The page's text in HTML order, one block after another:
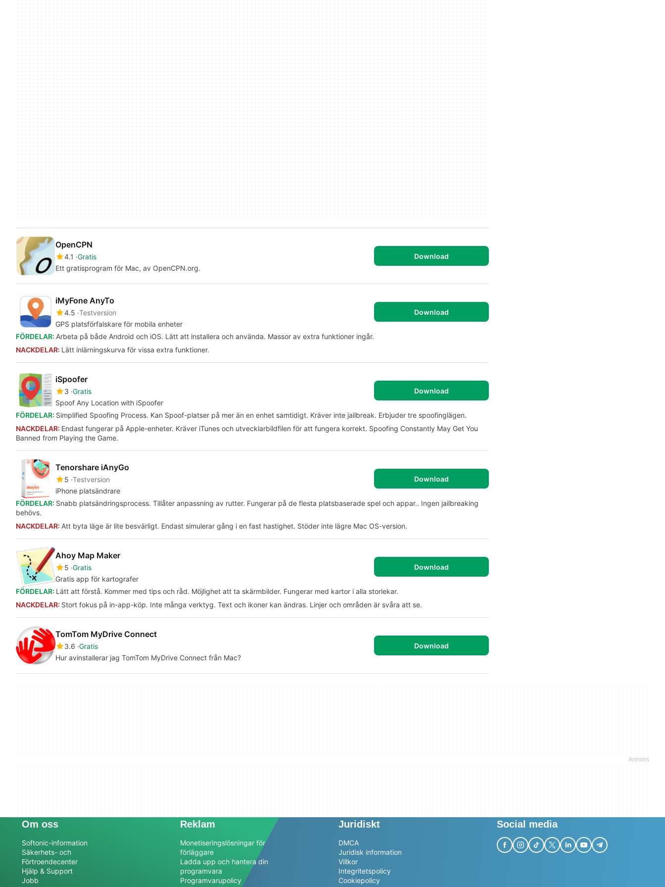
OpenCPN
4.1 Gratis
Ett gratisprogram för Mac, av OpenCPN.org.
Download
iMyFone AnyTo
4.5 Testversion
GPS platsförfalskare för mobila enheter
Download
FÖRDELAR: Arbeta på både Android och iOS. Lätt att installera och använda. Massor av extra funktioner ingår.
NACKDELAR: Lätt inlärningskurva för vissa extra funktioner.
iSpoofer
3 Gratis
Spoof Any Location with iSpoofer
Download
FÖRDELAR: Simplified Spoofing Process. Kan Spoof-platser på mer än en enhet samtidigt. Kräver inte jailbreak. Erbjuder tre spoofinglägen.
NACKDELAR: Endast fungerar på Apple-enheter. Kräver iTunes och utvecklarbildfilen för att fungera korrekt. Spoofing Constantly May Get You
Banned from Playing the Game.
Tenorshare iAnyGo
5 Testversion
iPhone platsändrare
Download
FÖRDELAR: Snabb platsändringsprocess. Tillåter anpassning av rutter. Fungerar på de flesta platsbaserade spel och appar.. Ingen jailbreaking
behövs.
NACKDELAR: Att byta läge är lite besvärligt. Endast simulerar gång i en fast hastighet. Stöder inte lägre Mac OS-version.
Ahoy Map Maker
5 Gratis
Gratis app för kartografer
Download
FÖRDELAR: Lätt att förstå. Kommer med tips och råd. Möjlighet att ta skärmbilder. Fungerar med kartor i alla storlekar.
NACKDELAR: Stort fokus på in-app-köp. Inte många verktyg. Text och ikoner kan ändras. Linjer och områden är svåra att se.
TomTom MyDrive Connect
3.6 Gratis
Hur avinstallerar jag TomTom MyDrive Connect från Mac?
Download
Om oss
Softonic-information
Säkerhets- och
Förtroendecenter
Hjälp & Support
Jobb
Reklam
Monetiseringslösningar för
förläggare
Ladda upp och hantera din
programvara
Programvarupolicy
Juridiskt
DMCA
Juridisk information
Villkor
Integritetspolicy
Cookiepolicy
Social media